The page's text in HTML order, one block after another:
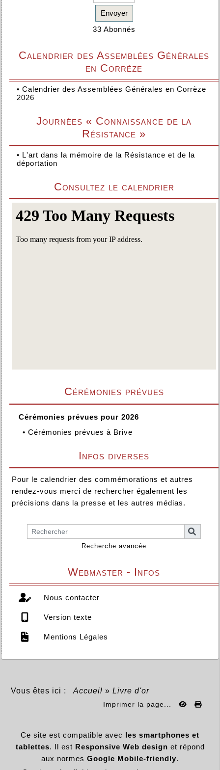
Envoyer
33 Abonnés
Calendrier des Assemblées Générales
en Corrèze
• Calendrier des Assemblées Générales en Corrèze
2026
Journées « Connaissance de la
Résistance »
• L'art dans la mémoire de la Résistance et de la
déportation
Consultez le calendrier
Cérémonies prévues
Cérémonies prévues pour 2026
• Cérémonies prévues à Brive
Infos diverses
Pour le calendrier des commémorations et autres
rendez-vous merci de rechercher également les
précisions dans la presse et les autres médias.
Recherche avancée
Webmaster - Infos
Nous contacter
Version texte
Mentions Légales
Vous êtes ici : Accueil » Livre d'or
Imprimer la page...
Ce site est compatible avec les smartphones et
tablettes. Il est Responsive Web design et répond
aux normes Google Mobile-friendly.